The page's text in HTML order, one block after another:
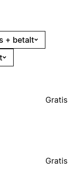
+ betalt
Gratis
Gratis